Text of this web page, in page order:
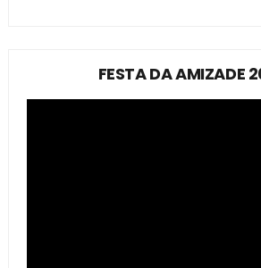
FESTA DA AMIZADE